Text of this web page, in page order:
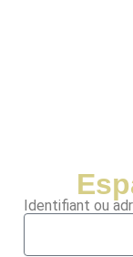
Identifiant ou